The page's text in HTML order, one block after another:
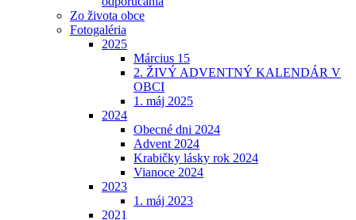
Zo života obce
Fotogaléria
2025
Március 15
2. ŽIVÝ ADVENTNÝ KALENDÁR V
OBCI
1. máj 2025
2024
Obecné dni 2024
Advent 2024
Krabičky lásky rok 2024
Vianoce 2024
2023
1. máj 2023
2021